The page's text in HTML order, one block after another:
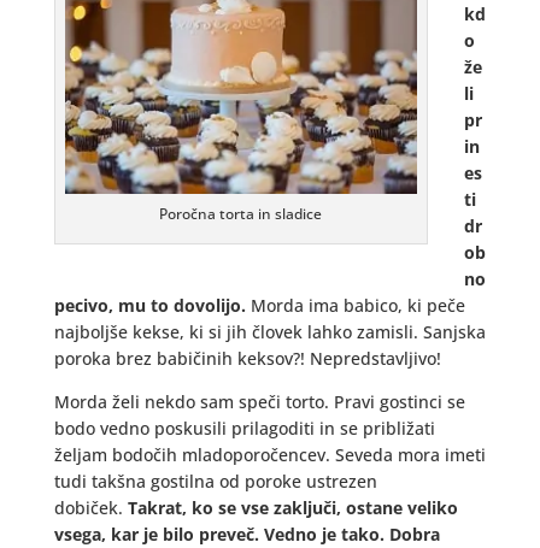
Poročna torta in sladice
kd
o
že
li
pr
in
es
ti
dr
ob
no
pecivo, mu to dovolijo. Morda ima babico, ki peče
najboljše kekse, ki si jih človek lahko zamisli. Sanjska
poroka brez babičinih keksov?! Nepredstavljivo!
Morda želi nekdo sam speči torto. Pravi gostinci se
bodo vedno poskusili prilagoditi in se približati
željam bodočih mladoporočencev. Seveda mora imeti
tudi takšna gostilna od poroke ustrezen
dobiček. Takrat, ko se vse zaključi, ostane veliko
vsega, kar je bilo preveč. Vedno je tako. Dobra